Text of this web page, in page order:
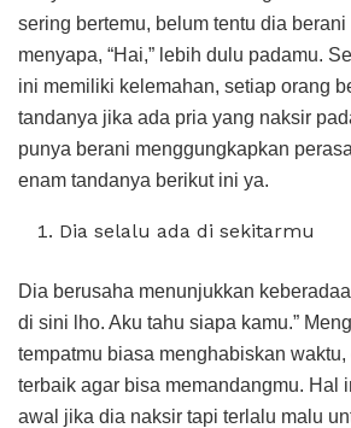
sering bertemu, belum tentu dia
menyapa, “Hai,” lebih dulu padamu.
ini memiliki kelemahan, setiap orang
tandanya jika ada pria yang naksir
punya berani menggungkapkan
enam tandanya berikut ini ya.
Dia selalu ada di sekitarmu
Dia berusaha menunjukkan
di sini lho. Aku tahu siapa kamu.”
tempatmu biasa menghabiskan
terbaik agar bisa memandangmu. Hal
awal jika dia naksir tapi terlalu malu